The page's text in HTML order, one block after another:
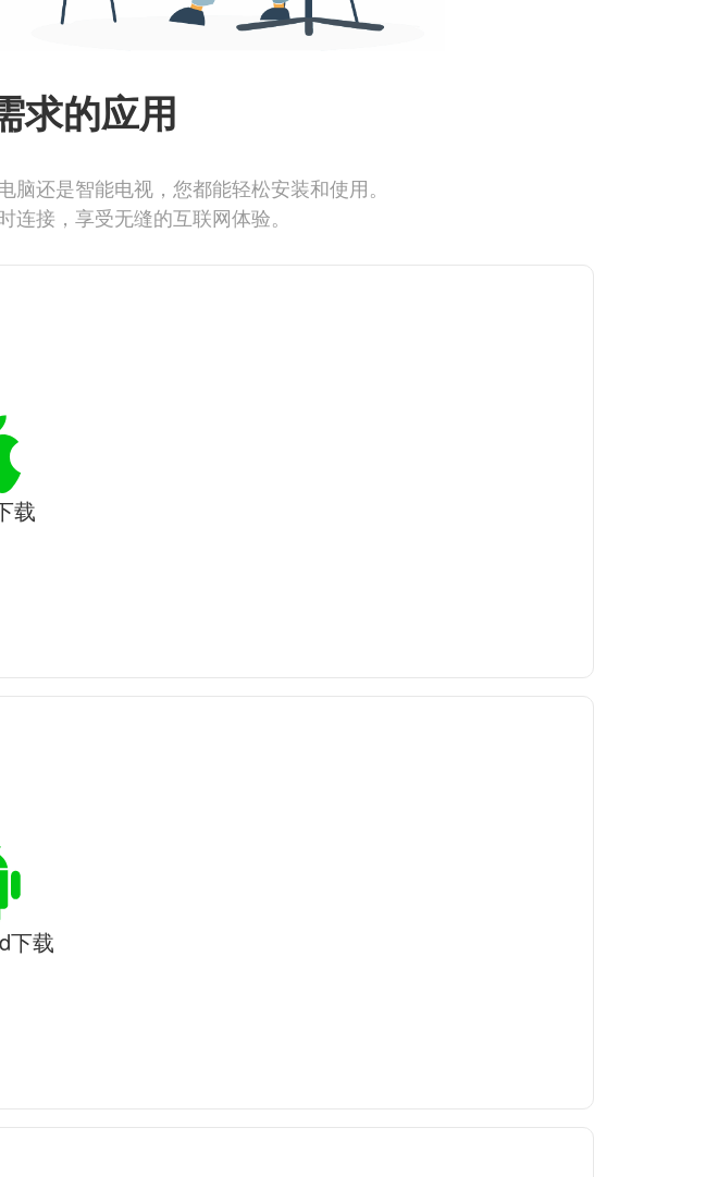
求的应用
还是智能电视，您都能轻松安装和使用。
接，享受无缝的互联网体验。
载
下载